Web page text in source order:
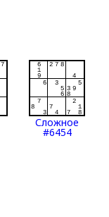
Сложное
#6454